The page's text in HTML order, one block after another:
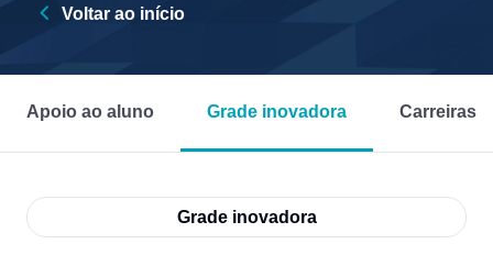
Voltar ao início
Apoio ao aluno Grade inovadora Carreiras
Grade inovadora